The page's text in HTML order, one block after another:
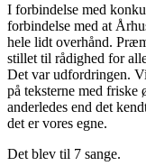
I forbindelse med
forbindelse med at
hele lidt overhånd.
stillet til rådighed for
Det var udfordringen.
på teksterne med friske
anderledes end det
det er vores egne.
Det blev til 7 sange.